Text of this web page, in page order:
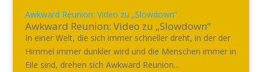
Awkward Reunion: Video zu „Slowdown“
Awkward Reunion: Video zu „Slowdown“
In einer Welt, die sich immer schneller dreht, in der der
Himmel immer dunkler wird und die Menschen immer in
Eile sind, drehen sich Awkward Reunion...